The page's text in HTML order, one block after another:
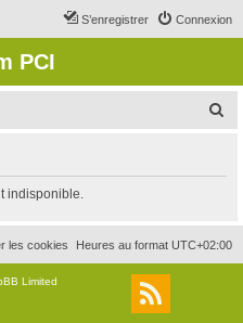
Connexion
S’enregistrer
PCI
r
c
indisponible.
Heures au format UTC+02:00
les cookies
Limited